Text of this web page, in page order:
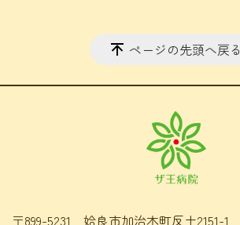
ページの先頭へ戻る
〒899-5231 姶良市加治木町反土2151-1